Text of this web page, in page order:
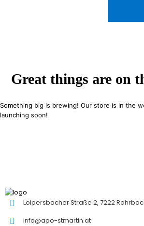
Great things are on
Something big is brewing! Our store is in the
launching soon!
Loipersbacher Straße 2, 7222
info@apo-stmartin.at